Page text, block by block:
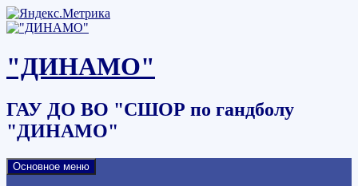
Наверх
"ДИНАМО"
ГАУ ДО ВО "СШОР по гандболу
"ДИНАМО"
Основное меню